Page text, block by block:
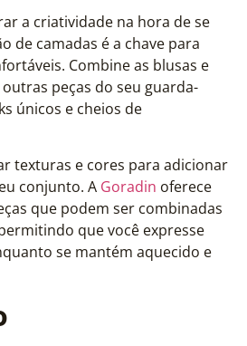
a criatividade na hora de se
de camadas é a chave para
Combine as blusas e
peças do seu guarda-
únicos e cheios de
texturas e cores para adicionar
conjunto. A Goradin oferece
que podem ser combinadas
que você expresse
se mantém aquecido e